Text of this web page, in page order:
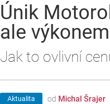
Únik
ale
Jak to ovlivní
Aktualita od Michal Šrajer